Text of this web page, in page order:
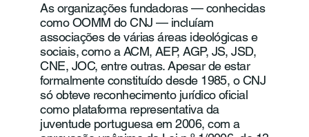
As organizações fundadoras — conhecidas
como OOMM do CNJ — incluíam
associações de várias áreas ideológicas e
sociais, como a ACM, AEP, AGP, JS, JSD,
CNE, JOC, entre outras. Apesar de estar
formalmente constituído desde 1985, o CNJ
só obteve reconhecimento jurídico oficial
como plataforma representativa da
juventude portuguesa em 2006, com a